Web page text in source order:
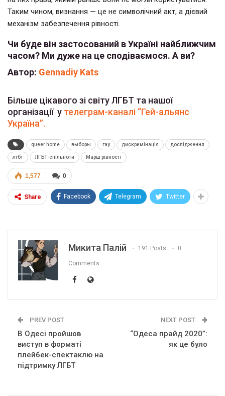
Таким чином, визнання — це не символічний акт, а дієвий
механізм забезпечення рівності.
Чи буде він застосований в Україні найближчим
часом? Ми дуже на це сподіваємося. А ви?
Автор: Gennadiy Kats
Більше цікавого зі світу ЛГБТ та нашої
організації у телеграм-каналі “Гей-альянс
Україна”.
queer home выборы гау дискримінація дослідження
лгбт ЛГБТ-спільноти Марш рівності
0
1,577
Share Facebook Telegram Twitter
Микита Палій 191 Posts 0
Comments
PREV POST
В Одесі пройшов
виступ в форматі
плейбек-спектаклю на
підтримку ЛГБТ
NEXT POST
“Одеса прайд 2020”:
як це було